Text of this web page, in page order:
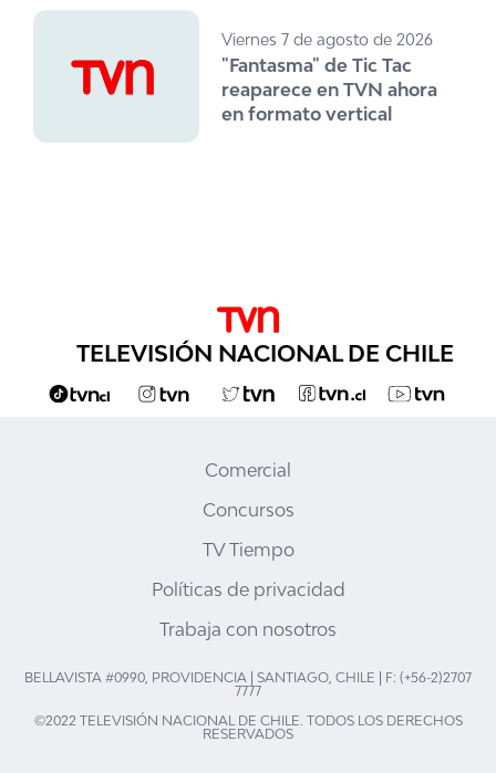
Viernes 7 de agosto de 2026
"Fantasma" de Tic Tac
reaparece en TVN ahora
en formato vertical
TELEVISIÓN NACIONAL DE CHILE
Comercial
Concursos
TV Tiempo
Políticas de privacidad
Trabaja con nosotros
BELLAVISTA #0990, PROVIDENCIA | SANTIAGO, CHILE | F: (+56-2)2707
7777
©2022 TELEVISIÓN NACIONAL DE CHILE. TODOS LOS DERECHOS
RESERVADOS